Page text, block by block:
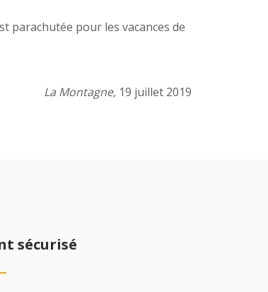
parachutée pour les vacances de
La Montagne, 19 juillet 2019
sécurisé